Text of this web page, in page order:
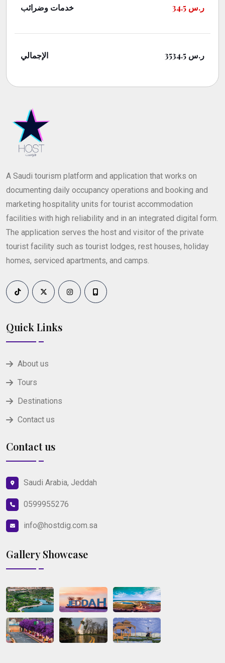
خدمات وضرائب 34.5 ر.س
الإجمالي 3534.5 ر.س
A Saudi tourism platform and application that works on
documenting daily occupancy operations and booking and
marketing hospitality units for tourist accommodation
facilities with high reliability and in an integrated digital form.
The application serves the host and visitor of the private
tourist facility such as tourist lodges, rest houses, holiday
homes, serviced apartments, and camps.
Quick Links
About us
Tours
Destinations
Contact us
Contact us
Saudi Arabia, Jeddah
0599955276
info@hostdig.com.sa
Gallery Showcase